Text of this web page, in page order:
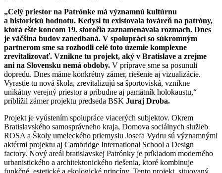
„Celý priestor na Patrónke má významnú kultúrnu
a historickú hodnotu. Kedysi tu existovala továreň na patróny,
ktorá ešte koncom 19. storočia zaznamenávala rozmach. Dnes
je väčšina budov zanedbaná. V spolupráci so súkromným
partnerom sme sa rozhodli celé toto územie komplexne
zrevitalizovať. Vznikne tu projekt, aký v Bratislave a zrejme
ani na Slovensku nemá obdoby. V príprave sme sa posunuli
dopredu. Dnes máme konkrétny zámer, riešenie aj vizualizácie.
Vyrastie tu nová škola, zrevitalizujú sa športoviská, vznikne
unikátny verejný priestor a pribudne aj pamätník holokaustu,“
priblížil zámer projektu predseda BSK Juraj Droba.
Projekt je vyústením spolupráce viacerých subjektov. Okrem
Bratislavského samosprávneho kraja, Domova sociálnych služieb
ROSA a Školy umeleckého priemyslu Josefa Vydru sú významnými
aktérmi projektu aj Cambridge International School a Design
factory. Nový areál bratislavskej Patrónky je príkladom moderného
urbanistického a architektonického riešenia, ktoré kombinuje
funkčné, estetické a ekologické princípy. Tento projekt, situovaný